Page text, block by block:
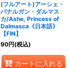
(フルアート)アーシェ・
バナルガン・ダルマス
カ/Ashe, Princess of
Dalmasca《日本語》
【FIN】
90円(税込)
カートに入れる